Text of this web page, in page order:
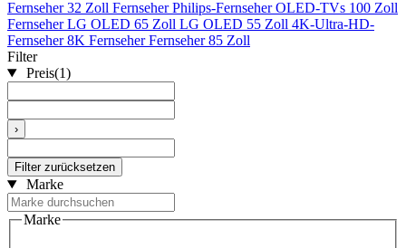
Fernseher32 Zoll FernseherPhilips-FernseherOLED-TVs 100 Zoll
FernseherLG OLED 65 Zoll LG OLED 55 Zoll 4K-Ultra-HD-
Fernseher8K FernseherFernseher 85 Zoll
Filter
Preis(1)
›
Filter zurücksetzen
Marke
Marke